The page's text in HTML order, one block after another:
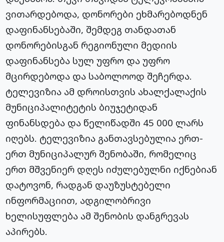
ვითარდებოდა, დონორები ეხმარებოდნენ
დაფინანსებაში, შემდეგ თანდათან
დონორებისგან რეგიონული მედიის
დაფინანსება სულ უფრო და უფრო
მცირდებოდა და საბოლოოდ შეჩერდა.
ტელევიზია ამ დროისთვის ახალქალაქის
მუნიციპალიტეტის ბიუჯეტიდან
ფინანსდება და წელიწადში 45 000 ლარს
იღებს. ტელევიზია განთავსებულია ერთ-
ერთ მუნიციპალურ შენობაში, რომელიც
ერთ მშვენიერ დღეს იძულებულნი იქნებიან
დატოვონ, რადგან დაუზუსტებელი
ინფორმაციით, ადგილობრივი
ხელისუფლება ამ შენობის დანგრევას
აპირებს.